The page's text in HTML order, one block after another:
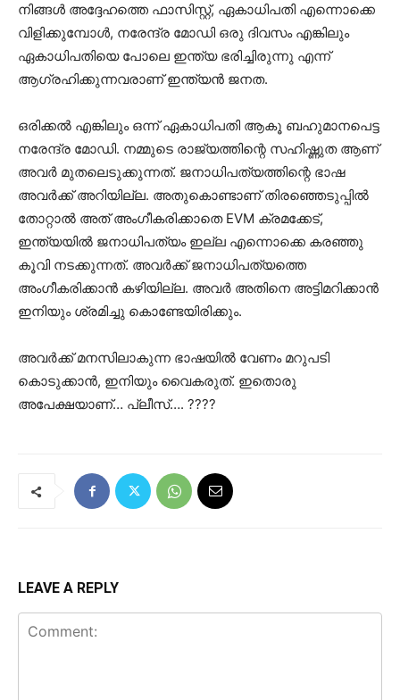
നിങ്ങൾ അദ്ദേഹത്തെ ഫാസിസ്റ്റ്, ഏകാധിപതി എന്നൊക്കെ
വിളിക്കുമ്പോൾ, നരേന്ദ്ര മോഡി ഒരു ദിവസം എങ്കിലും
ഏകാധിപതിയെ പോലെ ഇന്ത്യ ഭരിച്ചിരുന്നു എന്ന്
ആഗ്രഹിക്കുന്നവരാണ് ഇന്ത്യൻ ജനത.
ഒരിക്കൽ എങ്കിലും ഒന്ന് ഏകാധിപതി ആകൂ ബഹുമാനപെട്ട
നരേന്ദ്ര മോഡി. നമ്മുടെ രാജ്യത്തിന്റെ സഹിഷ്ണുത ആണ്
അവർ മുതലെടുക്കുന്നത്. ജനാധിപത്യത്തിന്റെ ഭാഷ
അവർക്ക് അറിയില്ല. അതുകൊണ്ടാണ് തിരഞ്ഞെടുപ്പിൽ
തോറ്റാൽ അത് അംഗീകരിക്കാതെ EVM ക്രമക്കേട്,
ഇന്ത്യയിൽ ജനാധിപത്യം ഇല്ല എന്നൊക്കെ കരഞ്ഞു
കൂവി നടക്കുന്നത്. അവർക്ക് ജനാധിപത്യത്തെ
അംഗീകരിക്കാൻ കഴിയില്ല. അവർ അതിനെ അട്ടിമറിക്കാൻ
ഇനിയും ശ്രമിച്ചു കൊണ്ടേയിരിക്കും.
അവർക്ക് മനസിലാകുന്ന ഭാഷയിൽ വേണം മറുപടി
കൊടുക്കാൻ, ഇനിയും വൈകരുത്. ഇതൊരു
അപേക്ഷയാണ്… പ്ലീസ്…. ????
LEAVE A REPLY